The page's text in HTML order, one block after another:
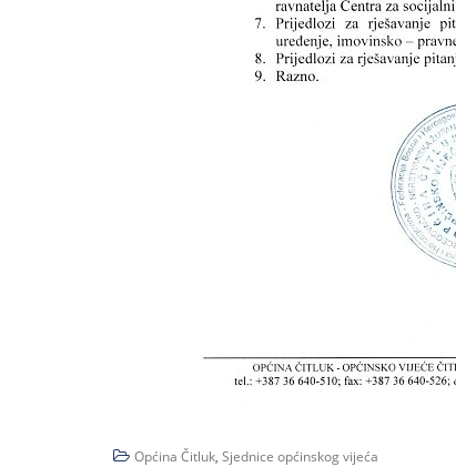
Općina Čitluk, Sjednice općinskog vijeća